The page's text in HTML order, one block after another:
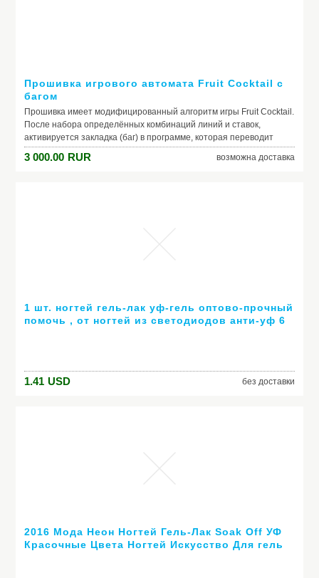
Прошивка игрового автомата Fruit Cocktail с
багом
Прошивка имеет модифицированный алгоритм игры Fruit Cocktail.
После набора определённых комбинаций линий и ставок,
активируется закладка (баг) в программе, которая переводит
игровой аппарат в режим отдачи.
3 000.00 RUR возможна доставка
1 шт. ногтей гель-лак уф-гель оптово-прочный
помочь , от ногтей из светодиодов анти-уф 6
1.41 USD без доставки
2016 Мода Неон Ногтей Гель-Лак Soak Off УФ
Красочные Цвета Ногтей Искусство Для гель